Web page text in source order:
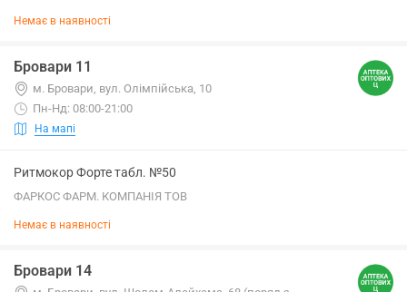
Немає в наявності
Бровари 11
м. Бровари, вул. Олімпійська, 10
Пн-Нд: 08:00-21:00
На мапі
Ритмокор Форте табл. №50
ФАРКОС ФАРМ. КОМПАНІЯ ТОВ
Немає в наявності
Бровари 14